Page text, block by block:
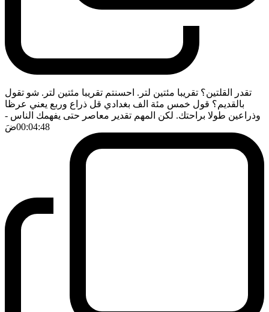
تقدر القلتين؟ تقريبا مئتين لتر. احسنتم تقريبا مئتين لتر. شو تقول
بالقديم؟ قول خمس مئة الف بغدادي قل ذراع وربع يعني عرظا
وذراعين طولا براحتك. لكن المهم تقدير معاصر حتى يفهمك الناس -
00:04:48ضَ